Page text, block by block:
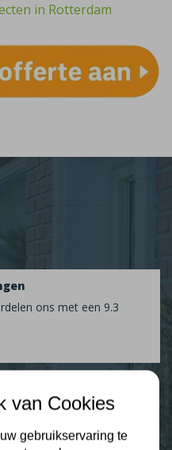
ons met een 9.3
in Rotterdam
van Cookies
gebruikservaring te